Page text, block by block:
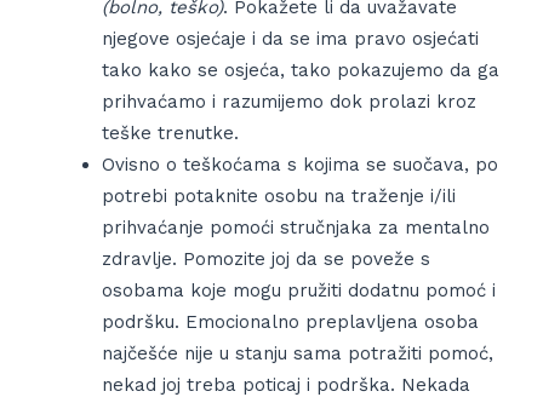
(bolno, teško). Pokažete li da uvažavate
njegove osjećaje i da se ima pravo osjećati
tako kako se osjeća, tako pokazujemo da ga
prihvaćamo i razumijemo dok prolazi kroz
teške trenutke.
Ovisno o teškoćama s kojima se suočava, po
potrebi potaknite osobu na traženje i/ili
prihvaćanje pomoći stručnjaka za mentalno
zdravlje. Pomozite joj da se poveže s
osobama koje mogu pružiti dodatnu pomoć i
podršku. Emocionalno preplavljena osoba
najčešće nije u stanju sama potražiti pomoć,
nekad joj treba poticaj i podrška. Nekada